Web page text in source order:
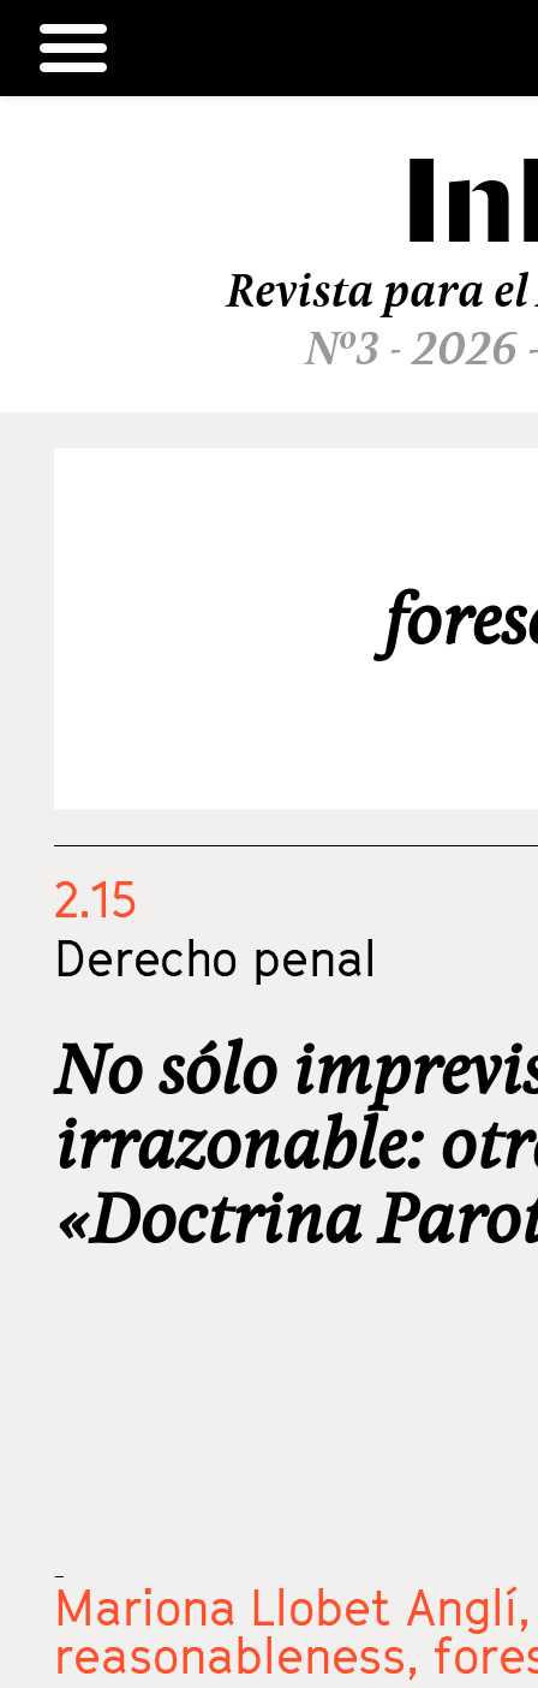
Revista para
Nº3 - 2026
2.15
Derecho penal
No sólo
irrazonable:
«Doctrina
_
Mariona Llobet
reasonableness,